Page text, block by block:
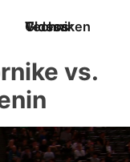
Techniken
Videos
Glossar
vs.